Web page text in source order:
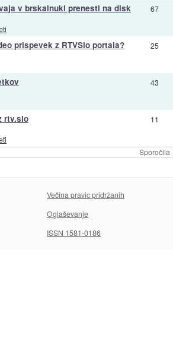
Sporočila
v brskalnuki prenesti na disk 67
prispevek z RTVSlo portala? 25
43
rtv.slo 11
Večina pravic pridržanih
Oglaševanje
ISSN 1581-0186